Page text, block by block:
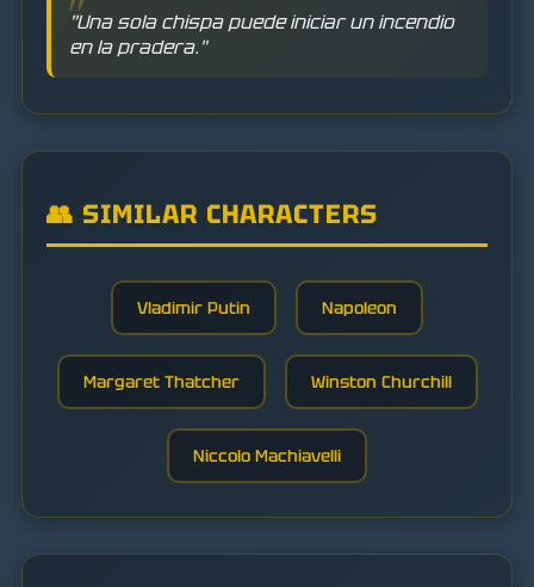
"Una sola chispa puede iniciar un incendio
en la pradera."
👥 SIMILAR CHARACTERS
Vladimir Putin Napoleon
Margaret Thatcher Winston Churchill
Niccolo Machiavelli